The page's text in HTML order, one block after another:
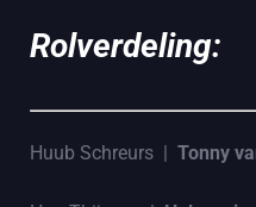
Rolverdeling:
Huub Schreurs | Tonny